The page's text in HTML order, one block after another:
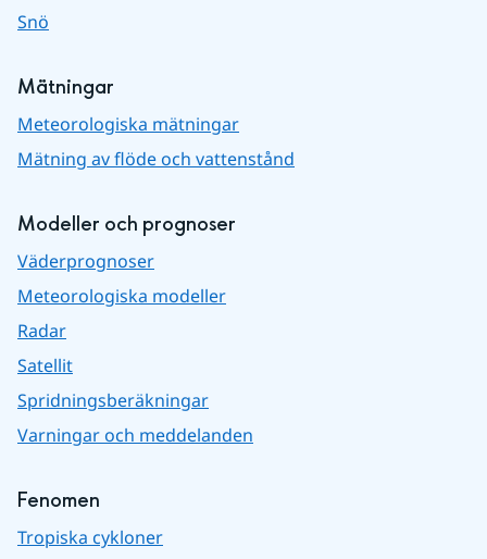
Snö
Mätningar
Meteorologiska mätningar
Mätning av flöde och vattenstånd
Modeller och prognoser
Väderprognoser
Meteorologiska modeller
Radar
Satellit
Spridningsberäkningar
Varningar och meddelanden
Fenomen
Tropiska cykloner